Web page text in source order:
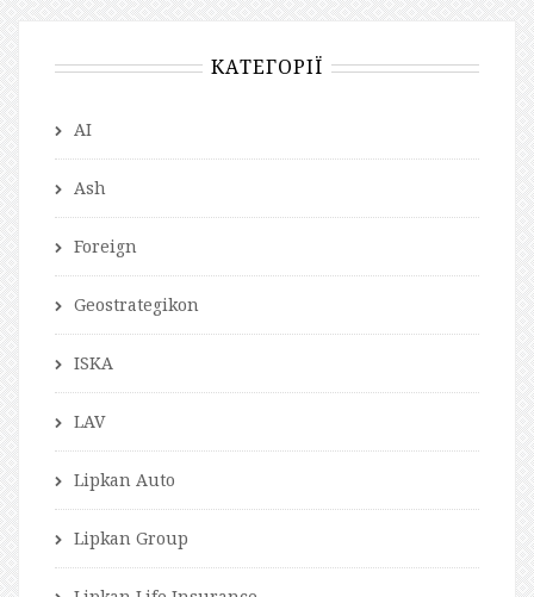
КАТЕГОРІЇ
AI
Ash
Foreign
Geostrategikon
ISKA
LAV
Lipkan Auto
Lipkan Group